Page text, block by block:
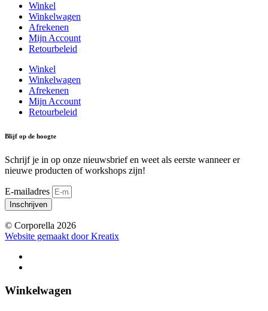
Winkel
Winkelwagen
Afrekenen
Mijn Account
Retourbeleid
Winkel
Winkelwagen
Afrekenen
Mijn Account
Retourbeleid
Blijf op de hoogte
Schrijf je in op onze nieuwsbrief en weet als eerste wanneer er
nieuwe producten of workshops zijn!
E-mailadres
Inschrijven
© Corporella 2026
Website gemaakt door Kreatix
Winkelwagen